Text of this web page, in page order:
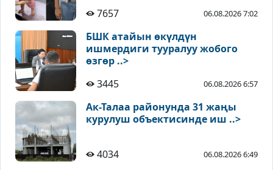
7657 06.08.2026 7:02
БШК атайын өкүлдүн
ишмердиги тууралуу жобого
өзгөр ..>
3445
06.08.2026 6:57
Ак-Талаа районунда 31 жаңы
курулуш объектисинде иш ..>
4034 06.08.2026 6:49